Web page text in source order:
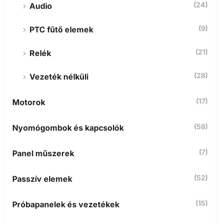
Audio (24)
PTC fűtő elemek (9)
Relék (21)
Vezeték nélküli (28)
Motorok (17)
Nyomógombok és kapcsolók (58)
Panel műszerek (7)
Passzív elemek (52)
Próbapanelek és vezetékek (15)